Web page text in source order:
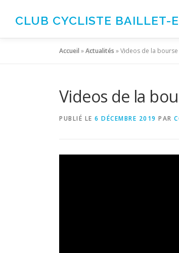
CLUB CYCLISTE BAILLET-
Accueil »Actualités »Videos de la bourse
Videos de la
PUBLIÉ LE 6 DÉCEMBRE 2019 PAR